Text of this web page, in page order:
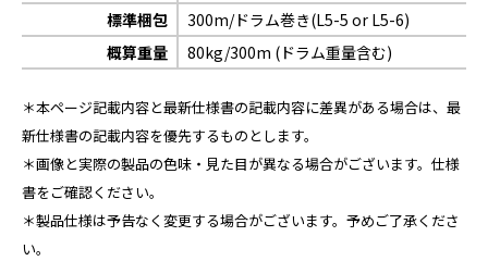
標準梱包
300m/ドラム巻き(L5-5 or L5-6)
概算重量
80kg/300m (ドラム重量含む)
＊本ページ記載内容と最新仕様書の記載内容に差異がある場合は、最
新仕様書の記載内容を優先するものとします。
＊画像と実際の製品の色味・見た目が異なる場合がございます。仕様
書をご確認ください。
＊製品仕様は予告なく変更する場合がございます。予めご了承くださ
い。